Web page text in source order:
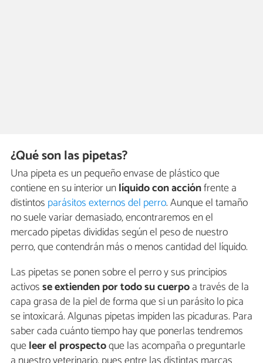
¿Qué son las pipetas?
Una pipeta es un pequeño envase de plástico que
contiene en su interior unlíquido con acciónfrente a
distintos parásitos externos del perro. Aunque el tamaño
no suele variar demasiado, encontraremos en el
mercado pipetas divididas según el peso de nuestro
perro, que contendrán más o menos cantidad del líquido.
Las pipetas se ponen sobre el perro y sus principios
activosse extienden por todo su cuerpoa través de la
capa grasa de la piel de forma que si un parásito lo pica
se intoxicará. Algunas pipetas impiden las picaduras. Para
saber cada cuánto tiempo hay que ponerlas tendremos
queleer el prospectoque las acompaña o preguntarle